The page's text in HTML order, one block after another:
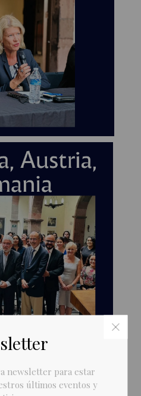
newsletter para estar
últimos eventos y